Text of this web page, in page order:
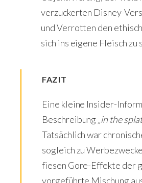
verzuckerten Disney-
und Verrotten den
sich ins eigene Fleisch zu
FAZIT
Eine kleine Insider-
Beschreibung „in the
Tatsächlich war
sogleich zu
fiesen Gore-Effekte der
vorgeführte Mischung